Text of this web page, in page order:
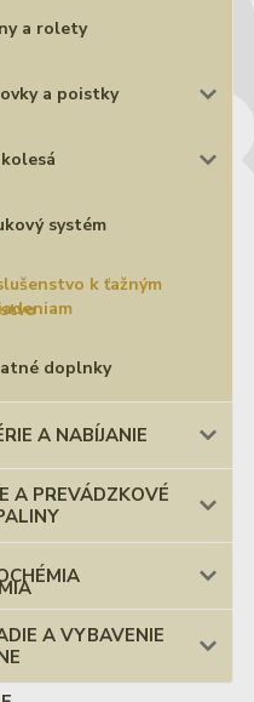
a rolety
a poistky
systém
k ťažným
doplnky
A NABÍJANIE
A PREVÁDZKOVÉ
A VYBAVENIE